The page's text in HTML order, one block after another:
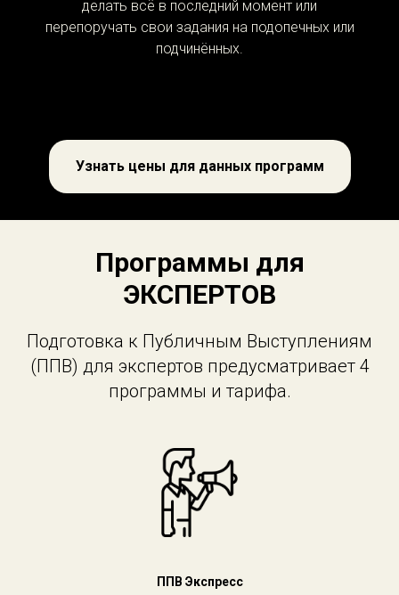
делать всё в последний момент или
перепоручать свои задания на подопечных или
подчинённых.
Узнать цены для данных программ
Программы для
ЭКСПЕРТОВ
Подготовка к Публичным Выступлениям
(ППВ) для экспертов предусматривает 4
программы и тарифа.
ППВ Экспресс